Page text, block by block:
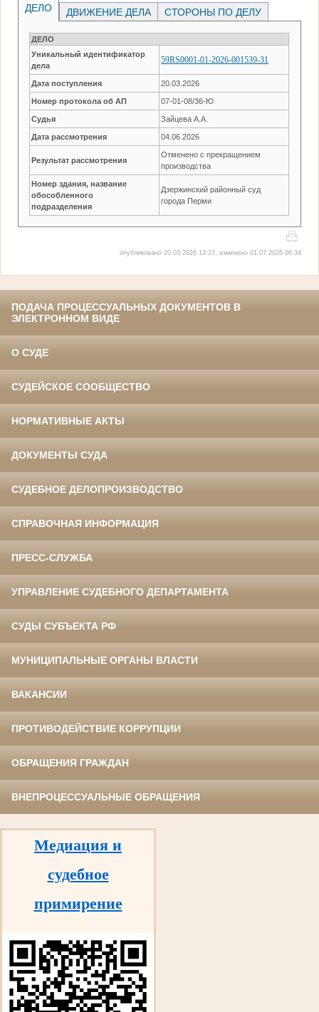
ДЕЛО ДВИЖЕНИЕ ДЕЛА СТОРОНЫ ПО ДЕЛУ
ДЕЛО
Уникальный идентификатор
дела
59RS0001-01-2026-001539-31
Дата поступления 20.03.2026
Номер протокола об АП 07-01-08/36-Ю
Судья Зайцева А.А.
Дата рассмотрения 04.06.2026
Результат рассмотрения
Отменено с прекращением
производства
Номер здания, название
обособленного
подразделения
Дзержинский районный суд
города Перми
опубликовано 20.03.2026 13:27, изменено 01.07.2026 06:34
ПОДАЧА ПРОЦЕССУАЛЬНЫХ ДОКУМЕНТОВ В
ЭЛЕКТРОННОМ ВИДЕ
О СУДЕ
СУДЕЙСКОЕ СООБЩЕСТВО
НОРМАТИВНЫЕ АКТЫ
ДОКУМЕНТЫ СУДА
СУДЕБНОЕ ДЕЛОПРОИЗВОДСТВО
СПРАВОЧНАЯ ИНФОРМАЦИЯ
ПРЕСС-СЛУЖБА
УПРАВЛЕНИЕ СУДЕБНОГО ДЕПАРТАМЕНТА
СУДЫ СУБЪЕКТА РФ
МУНИЦИПАЛЬНЫЕ ОРГАНЫ ВЛАСТИ
ВАКАНСИИ
ПРОТИВОДЕЙСТВИЕ КОРРУПЦИИ
ОБРАЩЕНИЯ ГРАЖДАН
ВНЕПРОЦЕССУАЛЬНЫЕ ОБРАЩЕНИЯ
Медиация и
судебное
примирение